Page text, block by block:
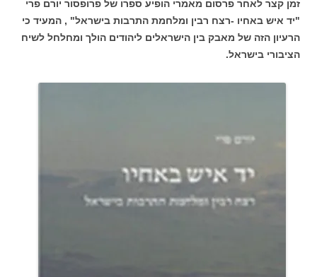
זמן קצר לאחר פרסום מאמרי הופיע ספרו של פרופסור יורם פרי
"יד איש באחיו -רצח רבין ומלחמת התרבות בישראל" , המעיד כי
הרעיון הזה של מאבק בין הישראלים ליהודים הולך ומחלחל לשיח
הציבורי בישראל.